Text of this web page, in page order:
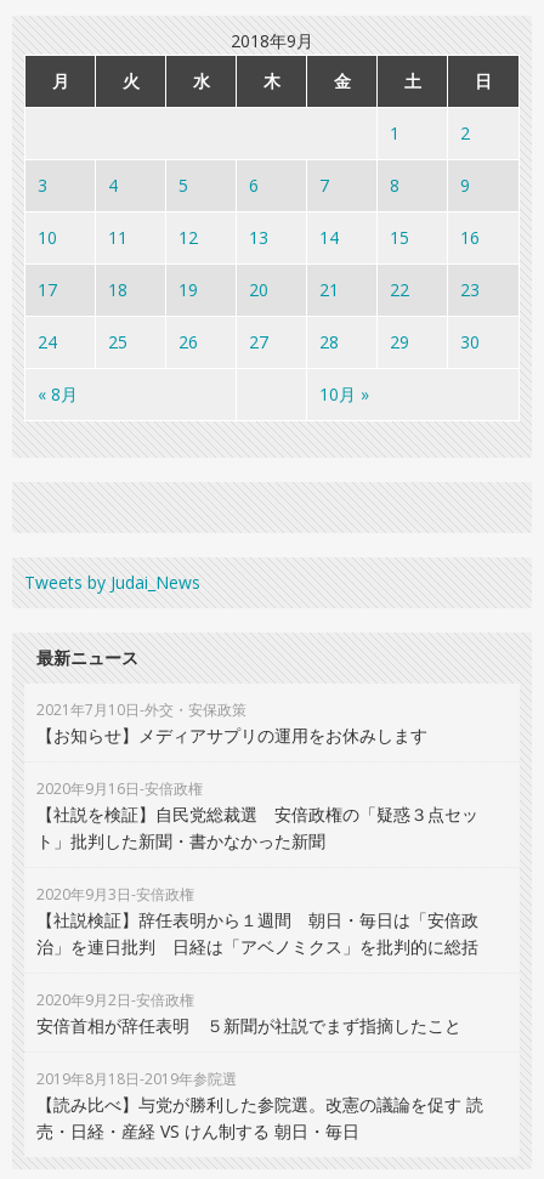
2018年9月
月
火 水 木 金 土 日
« 8月 10月 »
1 2
3 4 5 6 7 8 9
10 11 12 13 14 15 16
17 18 19 20 21 22 23
24 25 26 27 28 29 30
Tweets by Judai_News
最新ニュース
2021年7月10日-外交・安保政策
【お知らせ】メディアサプリの運用をお休みします
2020年9月16日-安倍政権
【社説を検証】自民党総裁選 安倍政権の「疑惑３点セッ
ト」批判した新聞・書かなかった新聞
2020年9月3日-安倍政権
【社説検証】辞任表明から１週間 朝日・毎日は「安倍政
治」を連日批判 日経は「アベノミクス」を批判的に総括
2020年9月2日-安倍政権
安倍首相が辞任表明 ５新聞が社説でまず指摘したこと
2019年8月18日-2019年参院選
【読み比べ】与党が勝利した参院選。改憲の議論を促す 読
売・日経・産経 VS けん制する 朝日・毎日